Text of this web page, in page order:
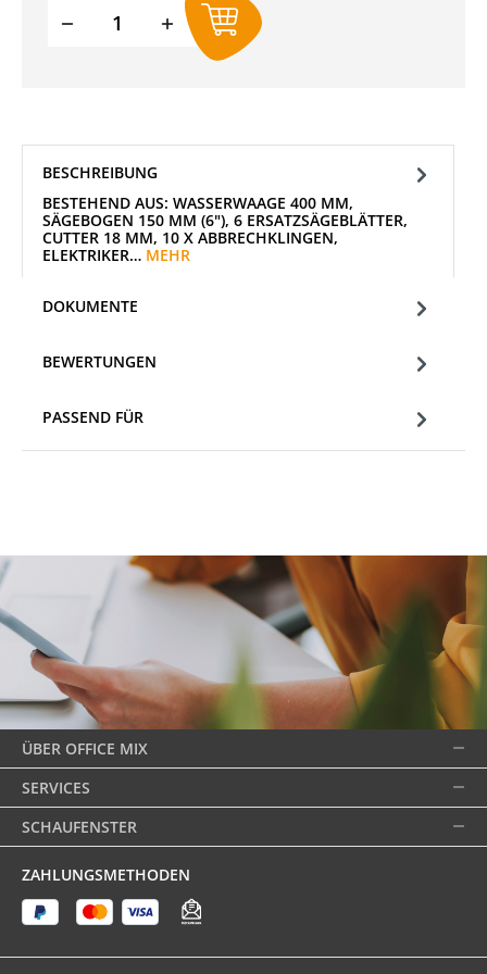
Produkt Anzahl: Gib den
BESCHREIBUNG
BESTEHEND AUS: WASSERWAAGE 400 MM,
SÄGEBOGEN 150 MM (6"), 6 ERSATZSÄGEBLÄTTER,
CUTTER 18 MM, 10 X ABBRECHKLINGEN,
ELEKTRIKER… MEHR
DOKUMENTE
BEWERTUNGEN
PASSEND FÜR
ÜBER OFFICE MIX
SERVICES
SCHAUFENSTER
ZAHLUNGSMETHODEN